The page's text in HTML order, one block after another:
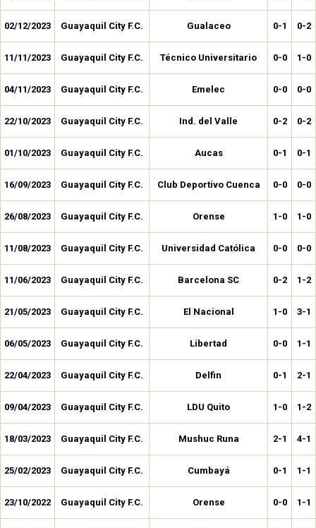
02/12/2023 Guayaquil City F.C. Gualaceo 0-1 0-2
11/11/2023 Guayaquil City F.C. Técnico Universitario 0-0 1-0
04/11/2023 Guayaquil City F.C. Emelec 0-0 0-0
22/10/2023 Guayaquil City F.C. Ind. del Valle 0-2 0-2
01/10/2023 Guayaquil City F.C. Aucas 0-1 0-1
16/09/2023 Guayaquil City F.C. Club Deportivo Cuenca 0-0 0-0
26/08/2023 Guayaquil City F.C. Orense 1-0 1-0
11/08/2023 Guayaquil City F.C. Universidad Católica 0-0 0-0
11/06/2023 Guayaquil City F.C. Barcelona SC 0-2 1-2
21/05/2023 Guayaquil City F.C. El Nacional 1-0 3-1
06/05/2023 Guayaquil City F.C. Libertad 0-0 1-1
22/04/2023 Guayaquil City F.C. Delfin 0-1 2-1
09/04/2023 Guayaquil City F.C. LDU Quito 1-0 1-2
18/03/2023 Guayaquil City F.C. Mushuc Runa 2-1 4-1
25/02/2023 Guayaquil City F.C. Cumbayá 0-1 1-1
23/10/2022 Guayaquil City F.C. Orense 0-0 1-1